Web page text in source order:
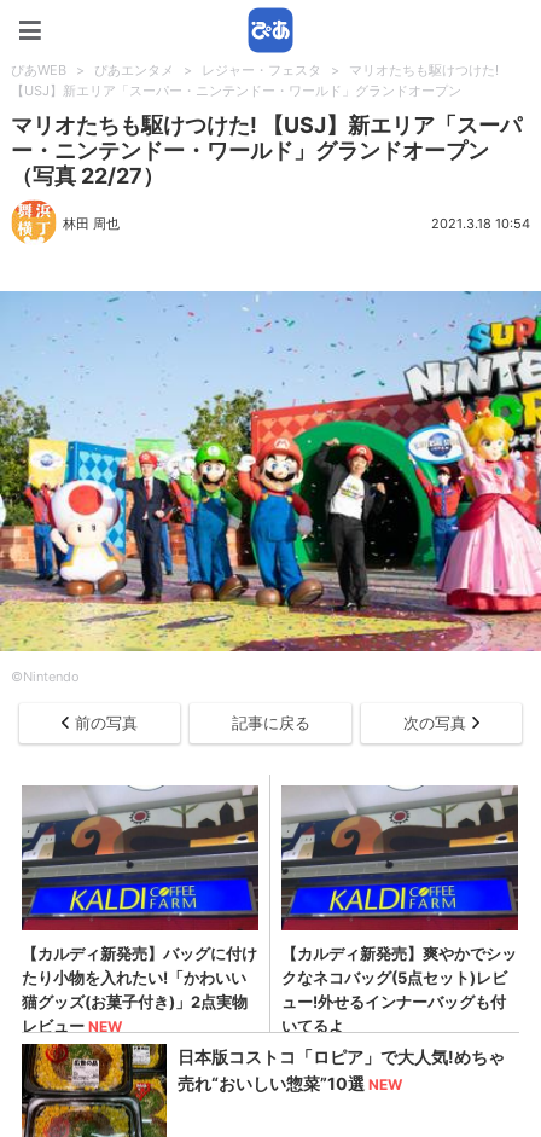
ぴあWEB > ぴあエンタメ > レジャー・フェスタ >
マリオたちも駆けつけた!
【USJ】新エリア「スーパー・ニンテンドー・ワールド」グランドオープン
マリオたちも駆けつけた! 【USJ】新エリア「スーパ
ー・ニンテンドー・ワールド」グランドオープン
（写真 22/27）
林田 周也 2021.3.18 10:54
©Nintendo
前の写真 記事に戻る 次の写真